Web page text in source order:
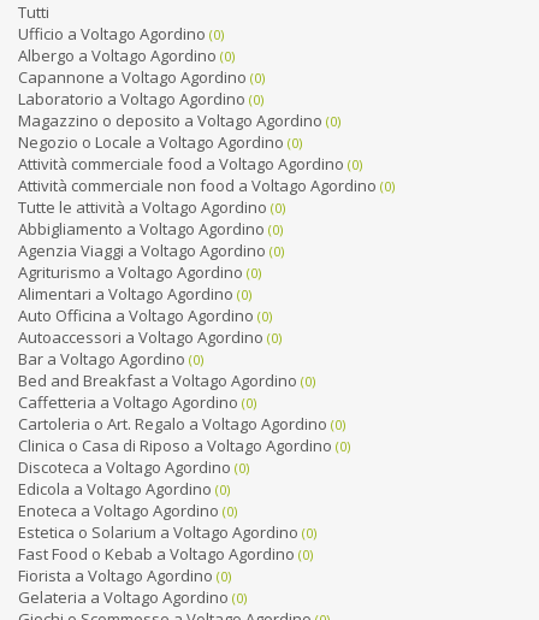
Tutti
Ufficio a Voltago Agordino (0)
Albergo a Voltago Agordino (0)
Capannone a Voltago Agordino (0)
Laboratorio a Voltago Agordino (0)
Magazzino o deposito a Voltago Agordino (0)
Negozio o Locale a Voltago Agordino (0)
Attività commerciale food a Voltago Agordino (0)
Attività commerciale non food a Voltago Agordino (0)
Tutte le attività a Voltago Agordino (0)
Abbigliamento a Voltago Agordino (0)
Agenzia Viaggi a Voltago Agordino (0)
Agriturismo a Voltago Agordino (0)
Alimentari a Voltago Agordino (0)
Auto Officina a Voltago Agordino (0)
Autoaccessori a Voltago Agordino (0)
Bar a Voltago Agordino (0)
Bed and Breakfast a Voltago Agordino (0)
Caffetteria a Voltago Agordino (0)
Cartoleria o Art. Regalo a Voltago Agordino (0)
Clinica o Casa di Riposo a Voltago Agordino (0)
Discoteca a Voltago Agordino (0)
Edicola a Voltago Agordino (0)
Enoteca a Voltago Agordino (0)
Estetica o Solarium a Voltago Agordino (0)
Fast Food o Kebab a Voltago Agordino (0)
Fiorista a Voltago Agordino (0)
Gelateria a Voltago Agordino (0)